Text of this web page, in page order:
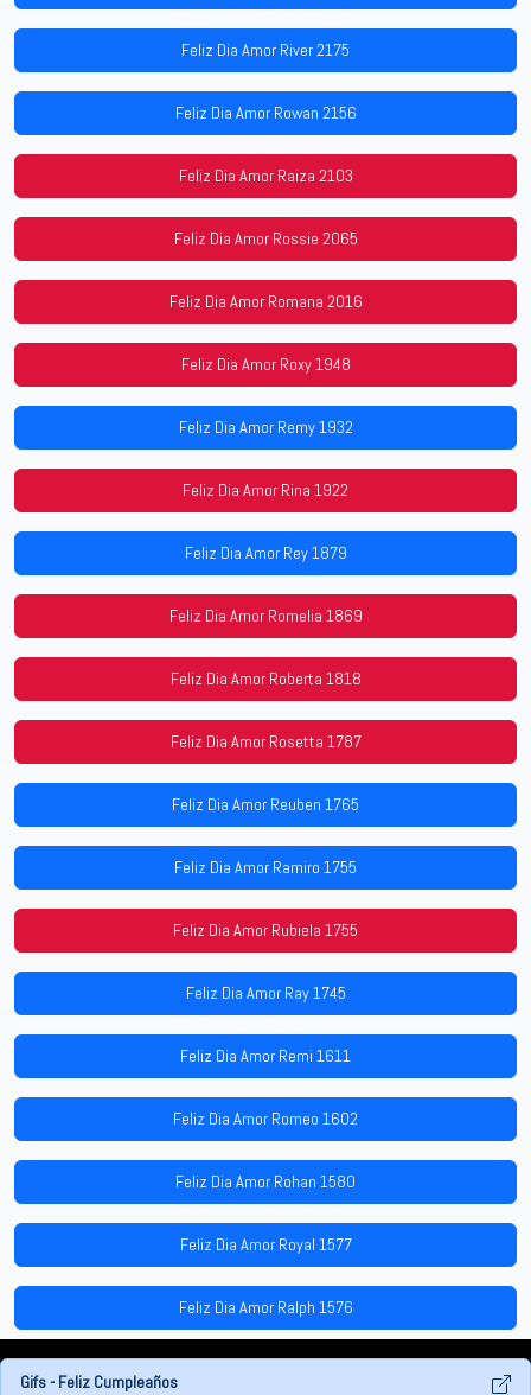
Feliz Dia Amor River 2175
Feliz Dia Amor Rowan 2156
Feliz Dia Amor Raiza 2103
Feliz Dia Amor Rossie 2065
Feliz Dia Amor Romana 2016
Feliz Dia Amor Roxy 1948
Feliz Dia Amor Remy 1932
Feliz Dia Amor Rina 1922
Feliz Dia Amor Rey 1879
Feliz Dia Amor Romelia 1869
Feliz Dia Amor Roberta 1818
Feliz Dia Amor Rosetta 1787
Feliz Dia Amor Reuben 1765
Feliz Dia Amor Ramiro 1755
Feliz Dia Amor Rubiela 1755
Feliz Dia Amor Ray 1745
Feliz Dia Amor Remi 1611
Feliz Dia Amor Romeo 1602
Feliz Dia Amor Rohan 1580
Feliz Dia Amor Royal 1577
Feliz Dia Amor Ralph 1576
Gifs - Feliz Cumpleaños